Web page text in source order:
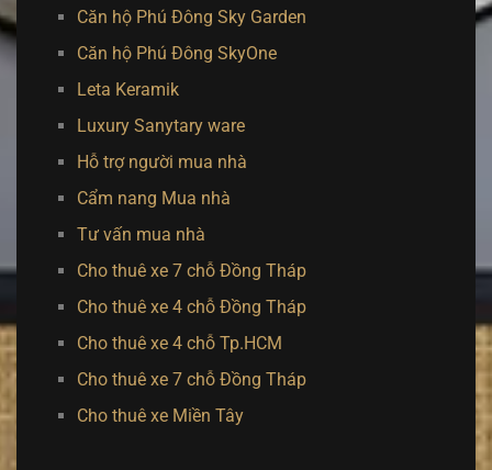
Căn hộ Phú Đông Sky Garden
Căn hộ Phú Đông SkyOne
Leta Keramik
Luxury Sanytary ware
Hỗ trợ người mua nhà
Cẩm nang Mua nhà
Tư vấn mua nhà
Cho thuê xe 7 chỗ Đồng Tháp
Cho thuê xe 4 chỗ Đồng Tháp
Cho thuê xe 4 chỗ Tp.HCM
Cho thuê xe 7 chỗ Đồng Tháp
Cho thuê xe Miền Tây